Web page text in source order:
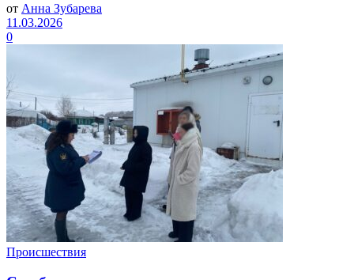
от Анна Зубарева
11.03.2026
0
Происшествия